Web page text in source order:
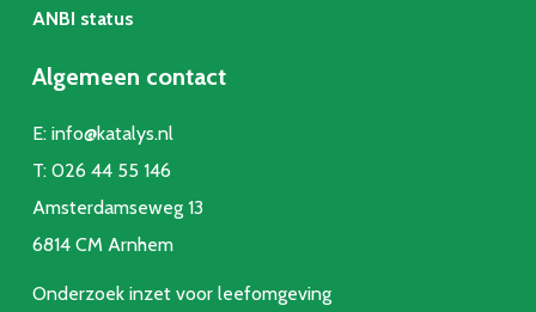
ANBI status
Algemeen contact
E: info@katalys.nl
T: 026 44 55 146
Amsterdamseweg 13
6814 CM Arnhem
Onderzoek inzet voor leefomgeving